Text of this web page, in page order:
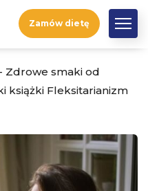
Zamów dietę
- Zdrowe smaki od
książki Fleksitarianizm